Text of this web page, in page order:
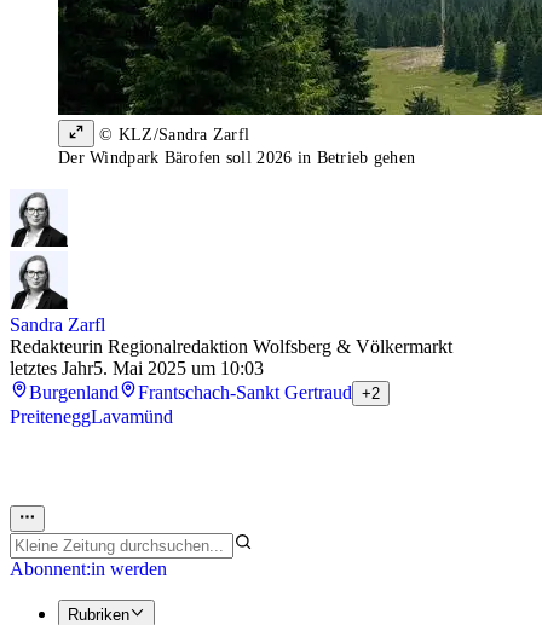
© KLZ/Sandra Zarfl
Der Windpark Bärofen soll 2026 in Betrieb gehen
Sandra Zarfl
Redakteurin Regionalredaktion Wolfsberg & Völkermarkt
letztes Jahr5. Mai 2025 um 10:03
Burgenland
Frantschach-Sankt Gertraud +2
PreiteneggLavamünd
Abonnent:in werden
Rubriken